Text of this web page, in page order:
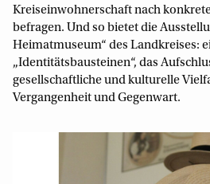
Kreiseinwohnerschaft nach
befragen. Und so bietet die
Heimatmuseum“ des Landkreises:
„Identitätsbausteinen“, das
gesellschaftliche und kulturelle
Vergangenheit und Gegenwart.